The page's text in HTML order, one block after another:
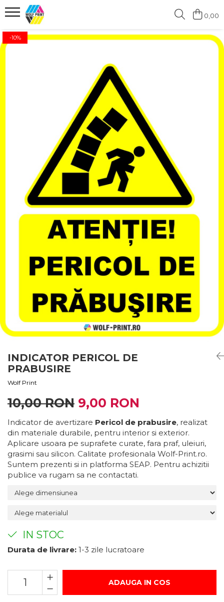
Produse Categorii
Stickere pentru Produse Bio &
Stickere personalizate printate
Stickere educationale
Stickere decorative
Stickere personalizate
Carti de Vizita
Sisteme de Afisare
Placute Gravate Personalizate
Placute Informative
Stickere Decorative
Stickere Decorative Model Floral
Stickere Decorative Textura Lemn
Stickere Decorative Copii
Stickere Decorative Model
Caramida
Stickere Decorative Textura Beton
Tablouri Canvas
Tablouri Canvas Arhitectura
Tablou Canvas Animale
Plicuri Bani Nunta
Meniuri Nunta
Invitatii Premium pentru Nunta
Plicuri Bani Botez
Suport/Coaster din Lemn
Indicatoare de Securitate
Indicatoare de Avertizare
Indicatoare de Obligativitate
0,00
INDICATOR PERICOL DE
PRABUSIRE
Wolf Print
-10%
10,00 RON 9,00 RON
Indicator de avertizare Pericol de prabusire, realizat
din materiale durabile, pentru interior si exterior.
Aplicare usoara pe suprafete curate, fara praf, uleiuri,
grasimi sau silicon. Calitate profesionala Wolf-Print.ro.
Suntem prezenti si in platforma SEAP. Pentru achizitii
publice va rugam sa ne contactati.
IN STOC
Durata de livrare: 1-3 zile lucratoare
ADAUGA IN COS